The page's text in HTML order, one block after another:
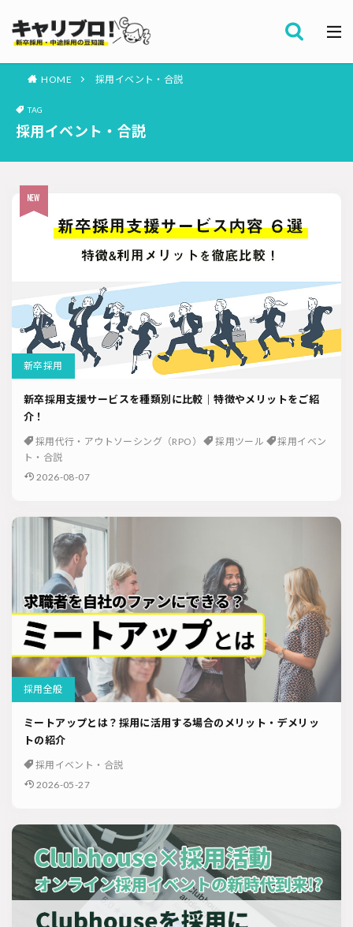
HOME 採用イベント・合説
TAG
採用イベント・合説
新卒採用
新卒採用支援サービスを種類別に比較｜特徴やメリットをご紹
介！
採用代行・アウトソーシング（RPO） 採用ツール
採用イベン
ト・合説
2026-08-07
採用全般
ミートアップとは？採用に活用する場合のメリット・デメリッ
トの紹介
採用イベント・合説
2026-05-27
カテゴリー
採用代行・アウトソーシング（RPO）
母集団の形成確保
エンジニア採用
採用イベント・合説
面接・選考
内定フォロー
採用コンサルティング
Iターン・Uターン
適性検査
新人研修
リファラル採用
新卒・人材紹介
早期離職
グローバル採用
ソーシャルリクルーティング
入社式 AI・RPA
検索
労務・組織
資料ダウンロード
お問い合わせ